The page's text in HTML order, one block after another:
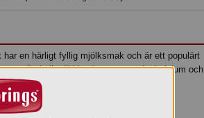
en härligt fyllig mjölksmak och är ett populärt
naturlig källa till bland annat protein, kalcium och
att bibehålla en normal benstomme.
mjölk.